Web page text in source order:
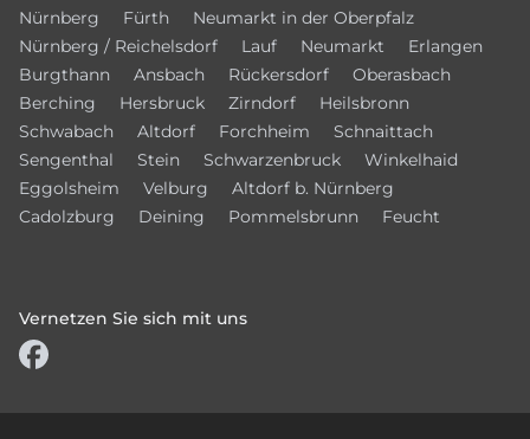
Nürnberg
Fürth
Neumarkt in der Oberpfalz
Nürnberg / Reichelsdorf
Lauf Neumarkt
Erlangen
Burgthann
Ansbach Rückersdorf
Oberasbach
Berching
Hersbruck Zirndorf
Heilsbronn
Schwabach
Altdorf Forchheim
Schnaittach
Sengenthal
Stein Schwarzenbruck
Winkelhaid
Eggolsheim
Velburg
Altdorf b. Nürnberg
Cadolzburg
Deining Pommelsbrunn Feucht
Vernetzen Sie sich mit uns